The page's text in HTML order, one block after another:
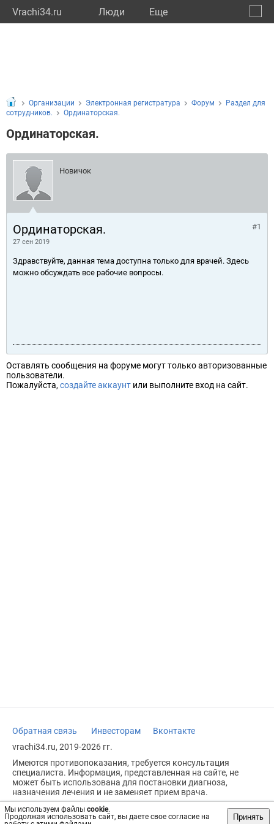
Vrachi34.ru Люди Eще
Мы используем файлы cookie.
Продолжая использовать сайт, вы даете свое согласие на
Принять
Организации Электронная регистратура Форум
Раздел для
сотрудников.
Ординаторская.
Ординаторская.
Новичок
Ординаторская.
27 сен 2019
#1
Здравствуйте, данная тема доступна только для врачей. Здесь
можно обсуждать все рабочие вопросы.
Оставлять сообщения на форуме могут только авторизованные
пользователи.
Пожалуйста, создайте аккаунт или выполните вход на сайт.
Обратная связь Инвесторам
Вконтакте
vrachi34.ru, 2019-2026 гг.
Имеются противопоказания, требуется консультация
специалиста. Информация, представленная на сайте, не
может быть использована для постановки диагноза,
назначения лечения и не заменяет прием врача.
Возрастное ограничение: 18+